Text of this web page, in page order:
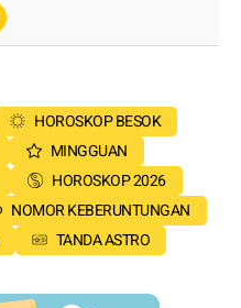
HOROSKOP BESOK
MINGGUAN
HOROSKOP 2026
NOMOR KEBERUNTUNGAN
TANDA ASTRO